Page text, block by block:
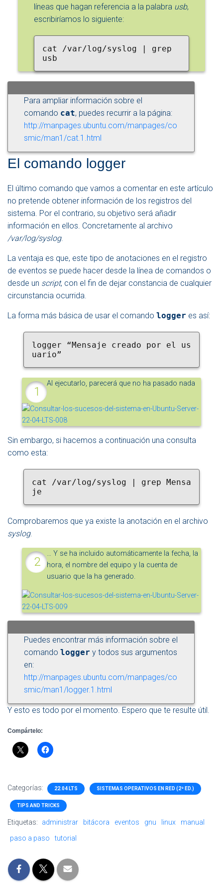
líneas que hagan referencia a la palabra usb,
escribiríamos lo siguiente:
cat /var/log/syslog | grep
usb
Para ampliar información sobre el
comando cat, puedes recurrir a la página:
http://manpages.ubuntu.com/manpages/co
smic/man1/cat.1.html
El comando logger
El último comando que vamos a comentar en este artículo
no pretende obtener información de los registros del
sistema. Por el contrario, su objetivo será añadir
información en ellos. Concretamente al archivo
/var/log/syslog.
La ventaja es que, este tipo de anotaciones en el registro
de eventos se puede hacer desde la línea de comandos o
desde un script, con el fin de dejar constancia de cualquier
circunstancia ocurrida.
La forma más básica de usar el comando logger es así:
logger “Mensaje creado por el us
uario”
Al ejecutarlo, parecerá que no ha pasado nada
Sin embargo, si hacemos a continuación una consulta
como esta:
cat /var/log/syslog | grep Mensa
je
Comprobaremos que ya existe la anotación en el archivo
syslog.
… Y se ha incluido automáticamente la fecha, la
hora, el nombre del equipo y la cuenta de
usuario que la ha generado.
Puedes encontrar más información sobre el
comando logger y todos sus argumentos
en:
http://manpages.ubuntu.com/manpages/co
smic/man1/logger.1.html
Y esto es todo por el momento. Espero que te resulte útil.
Compártelo:
Categorías: 22.04 LTS SISTEMAS OPERATIVOS EN RED (2ª ED.)
TIPS AND TRICKS
Etiquetas: administrar bitácora eventos gnu linux
manual
paso a paso
tutorial